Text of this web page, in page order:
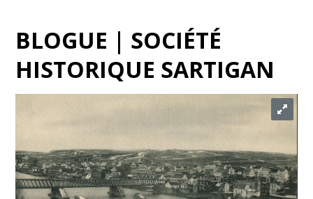
BLOGUE | SOCIÉTÉ
HISTORIQUE SARTIGAN